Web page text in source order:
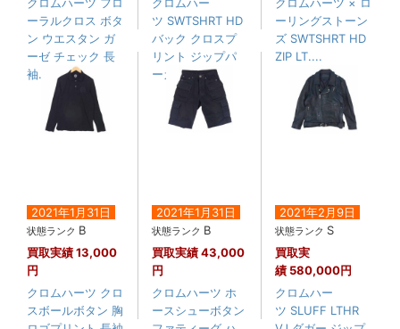
クロムハーツ フロ
ーラルクロス ボタ
ン ウエスタン ガ
ーゼ チェック 長
袖....
クロムハー
ツ SWTSHRT HD
バック クロスプ
リント ジップパ
ーカー
クロムハーツ × ロ
ーリングストーン
ズ SWTSHRT HD
ZIP LT....
2021年1月31日
状態ランク B
買取実績13,000
円
クロムハーツ クロ
スボールボタン 胸
2021年1月31日
状態ランク B
買取実績43,000
円
クロムハーツ ホ
ースシューボタン
2021年2月9日
状態ランク S
買取実
績 580,000円
クロムハー
ツ SLUFF LTHR